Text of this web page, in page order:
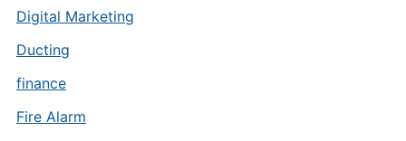
Digital Marketing
Ducting
finance
Fire Alarm